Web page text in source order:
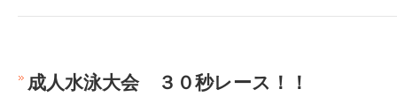
成人水泳大会 ３０秒レース！！